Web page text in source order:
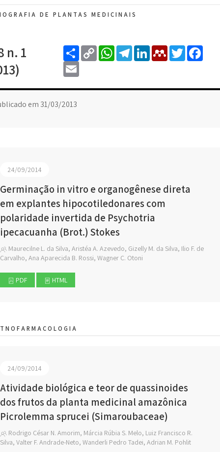
DE PLANTAS MEDICINAIS
n. 1
ShareCopy
LinkWhatsApp
Telegram
LinkedIn
Email
em 31/03/2013
24/09/2014
Germinação in vitro e organogênese direta
em explantes hipocotiledonares com
polaridade invertida de Psychotria
ipecacuanha (Brot.) Stokes
Maurecilne L. da Silva, Aristéa A. Azevedo, Gizelly M. da Silva, Ilio F. de
Carvalho, Ana Aparecida B. Rossi, Wagner C. Otoni
PDF HTML
24/09/2014
Atividade biológica e teor de quassinoides
dos frutos da planta medicinal amazônica
Picrolemma sprucei (Simaroubaceae)
Rodrigo César N. Amorim, Márcia Rúbia S. Melo, Luiz Francisco R.
Silva, Valter F. Andrade-Neto, Wanderli Pedro Tadei, Adrian M. Pohlit